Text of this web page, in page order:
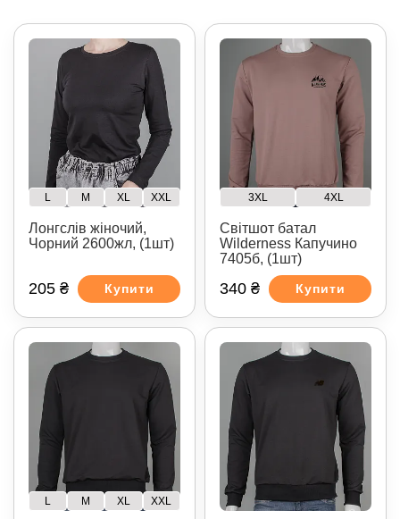
L M XL XXL
Лонгслів жіночий,
Чорний 2600жл, (1шт)
205 ₴ Купити
3XL 4XL
Світшот батал
Wilderness Капучино
7405б, (1шт)
340 ₴ Купити
L M XL XXL